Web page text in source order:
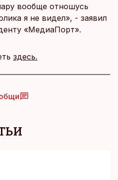
вообще отношусь
я не видел», - заявил
«МедиаПорт».
здесь.